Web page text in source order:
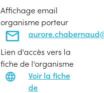
Affichage email
organisme porteur
Lien d'accès vers la
fiche de l'organisme
Voir la fiche
de